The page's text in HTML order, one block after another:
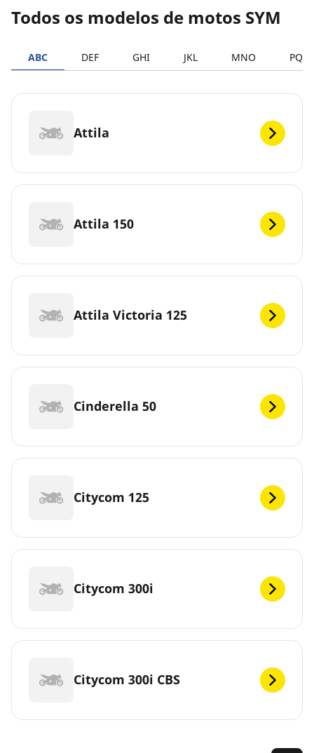
Todos os modelos de motos SYM
ABC DEF GHI JKL MNO PQRS
Attila
Attila 150
Attila Victoria 125
Cinderella 50
Citycom 125
Citycom 300i
Citycom 300i CBS